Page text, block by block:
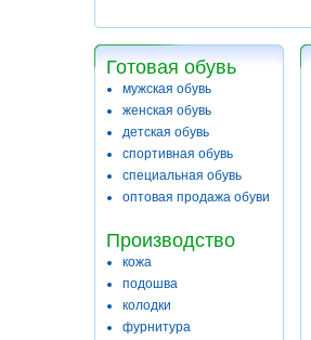
Готовая обувь
мужская обувь
женская обувь
детская обувь
спортивная обувь
специальная обувь
оптовая продажа обуви
Производство
кожа
подошва
колодки
фурнитура